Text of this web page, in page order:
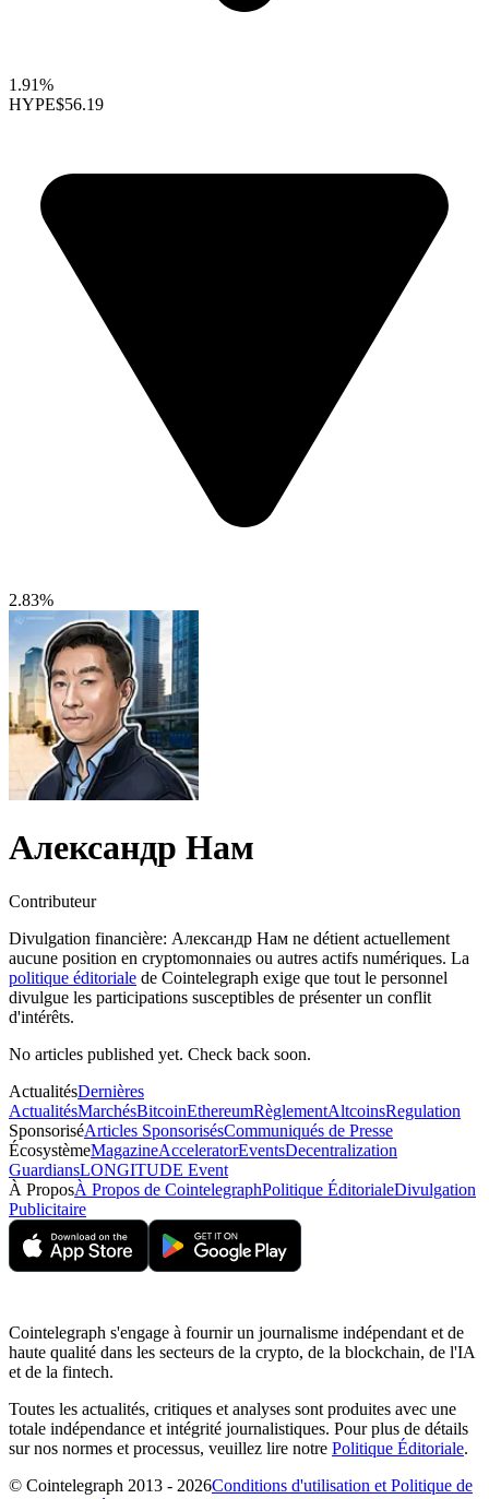
1.91%
HYPE$56.19
2.83%
Александр Нам
Contributeur
Divulgation financière: Александр Нам ne détient actuellement
aucune position en cryptomonnaies ou autres actifs numériques. La
politique éditoriale de Cointelegraph exige que tout le personnel
divulgue les participations susceptibles de présenter un conflit
d'intérêts.
No articles published yet. Check back soon.
ActualitésDernières
ActualitésMarchésBitcoinEthereumRèglementAltcoinsRegulation
SponsoriséArticles SponsorisésCommuniqués de Presse
ÉcosystèmeMagazineAcceleratorEventsDecentralization
GuardiansLONGITUDE Event
À ProposÀ Propos de CointelegraphPolitique ÉditorialeDivulgation
Publicitaire
Cointelegraph s'engage à fournir un journalisme indépendant et de
haute qualité dans les secteurs de la crypto, de la blockchain, de l'IA
et de la fintech.
Toutes les actualités, critiques et analyses sont produites avec une
totale indépendance et intégrité journalistiques. Pour plus de détails
sur nos normes et processus, veuillez lire notre Politique Éditoriale.
© Cointelegraph 2013 - 2026Conditions d'utilisation et Politique de